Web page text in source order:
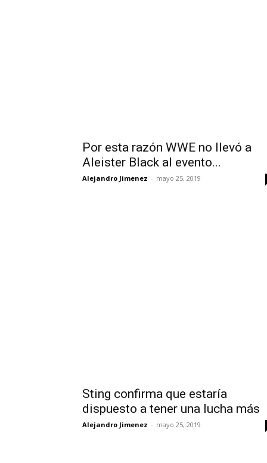
Por esta razón WWE no llevó a
Aleister Black al evento...
Alejandro Jimenez - mayo 25, 2019
Sting confirma que estaría
dispuesto a tener una lucha más
Alejandro Jimenez - mayo 25, 2019